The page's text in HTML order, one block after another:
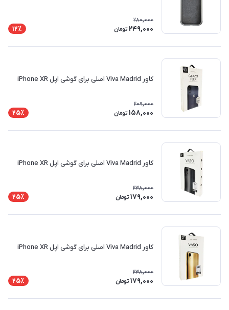
280,000
249,000 تومان 12٪
کاور Viva Madrid اصلی برای گوشی اپل iPhone XR
209,000
158,000 تومان 25٪
کاور Viva Madrid اصلی برای گوشی اپل iPhone XR
238,000
179,000 تومان 25٪
کاور Viva Madrid اصلی برای گوشی اپل iPhone XR
238,000
179,000 تومان 25٪